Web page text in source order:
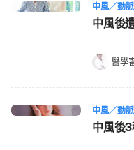
中風／動
中風後
醫學
中風／動
中風後